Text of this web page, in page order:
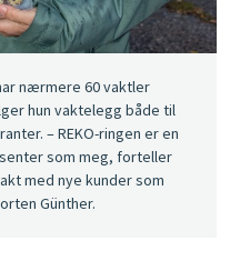
nærmere 60 vaktler
hun vaktelegg både til
– REKO-ringen er en
som meg, forteller
med nye kunder som
Günther.